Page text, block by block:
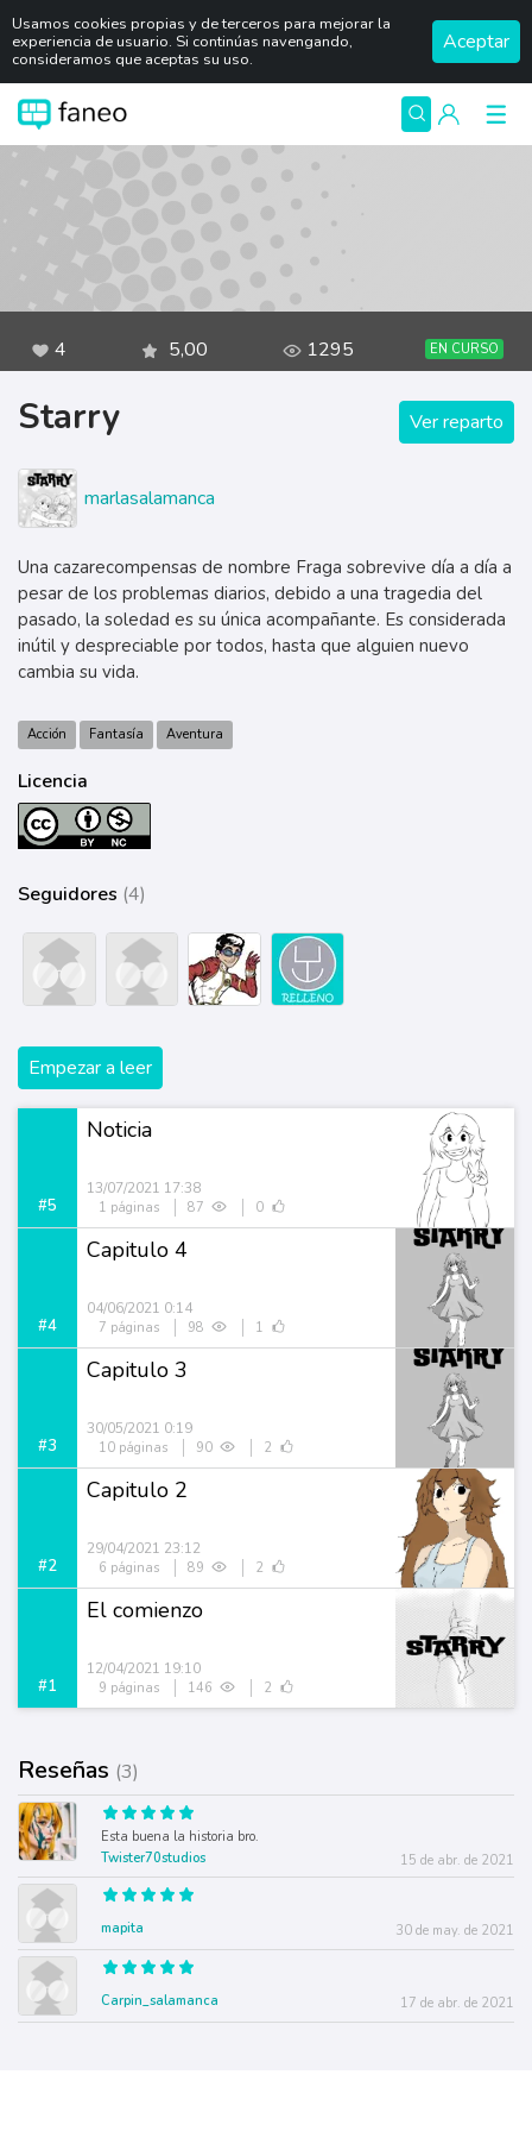
Usamos cookies propias y de terceros para mejorar la
experiencia de usuario. Si continúas navengando,
consideramos que aceptas su uso.
Aceptar
4 5,00 1295 EN CURSO
Starry Ver reparto
marlasalamanca
Una cazarecompensas de nombre Fraga sobrevive día a día a
pesar de los problemas diarios, debido a una tragedia del
pasado, la soledad es su única acompañante. Es considerada
inútil y despreciable por todos, hasta que alguien nuevo
cambia su vida.
Acción Fantasía Aventura
Licencia
Seguidores (4)
Empezar a leer
#5
Noticia
13/07/2021 17:38
1 páginas 87 0
#4
Capitulo 4
04/06/2021 0:14
7 páginas 98 1
#3
Capitulo 3
30/05/2021 0:19
10 páginas 90 2
#2
Capitulo 2
29/04/2021 23:12
6 páginas 89 2
#1
El comienzo
12/04/2021 19:10
9 páginas 146 2
Reseñas (3)
Esta buena la historia bro.
Twister70studios
15 de abr. de 2021
mapita 30 de may. de 2021
Carpin_salamanca 17 de abr. de 2021